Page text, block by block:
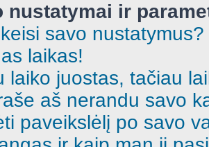
nustatymai ir
savo nustatymus?
laikas!
laiko juostas, tačiau
aš nerandu savo
paveikslėlį po savo